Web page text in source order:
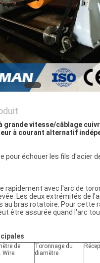
grande vitesse/câblage
à courant alternatif
pour échouer les fils d'acier
rapidement avec l'arc de
Les deux extrémités de
au bras rotatoire. Pour cette
être assurée quand l'arc
de
Wire.
Toronnage du
diamètre.